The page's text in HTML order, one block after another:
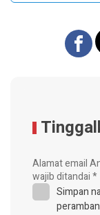
Alamat email
wajib ditandai*
Simpan